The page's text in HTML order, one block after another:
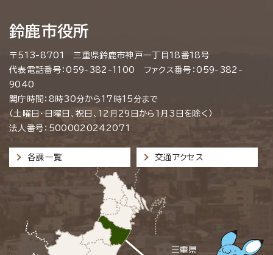
鈴鹿市役所
〒513-8701 三重県鈴鹿市神戸一丁目18番18号
代表電話番号：059-382-1100 ファクス番号：059-382-
9040
開庁時間：8時30分から17時15分まで
（土曜日・日曜日、祝日、12月29日から1月3日を除く）
法人番号：5000020242071
各課一覧 交通アクセス